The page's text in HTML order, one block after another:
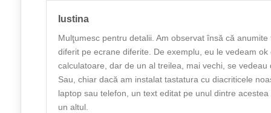
Iustina
Mulţumesc pentru detalii. Am observat însă că anumite
diferit pe ecrane diferite. De exemplu, eu le vedeam ok
calculatoare, dar de un al treilea, mai vechi, se vedeau
Sau, chiar dacă am instalat tastatura cu diacriticele
laptop sau telefon, un text editat pe unul dintre
un altul.